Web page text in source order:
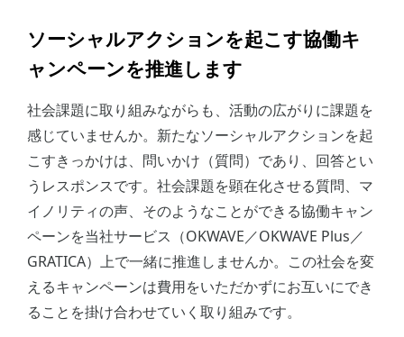
ソーシャルアクションを起こす協働キ
ャンペーンを推進します
社会課題に取り組みながらも、活動の広がりに課題を
感じていませんか。新たなソーシャルアクションを起
こすきっかけは、問いかけ（質問）であり、回答とい
うレスポンスです。社会課題を顕在化させる質問、マ
イノリティの声、そのようなことができる協働キャン
ペーンを当社サービス（OKWAVE／OKWAVE Plus／
GRATICA）上で一緒に推進しませんか。この社会を変
えるキャンペーンは費用をいただかずにお互いにでき
ることを掛け合わせていく取り組みです。